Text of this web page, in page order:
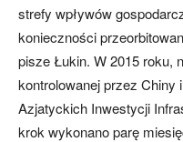
strefy wpływów
konieczności
pisze Łukin. W 2015 roku,
kontrolowanej przez Chiny
Azjatyckich Inwestycji
krok wykonano parę